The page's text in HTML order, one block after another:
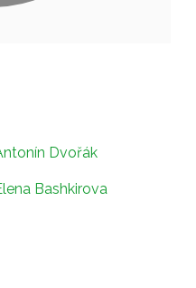
Dvořák
Bashkirova